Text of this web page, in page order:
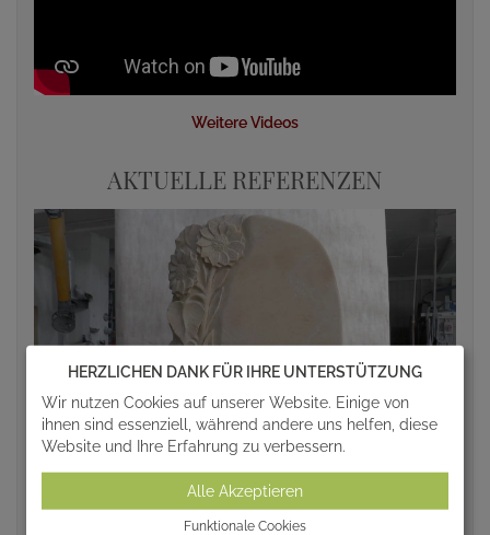
Weitere Videos
AKTUELLE REFERENZEN
HERZLICHEN DANK FÜR IHRE UNTERSTÜTZUNG
Wir nutzen Cookies auf unserer Website. Einige von
ihnen sind essenziell, während andere uns helfen, diese
Website und Ihre Erfahrung zu verbessern.
Alle Akzeptieren
Funktionale Cookies